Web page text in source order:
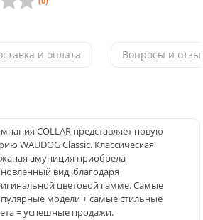
и оплата Вопросы и
COLLAR представляет новую
WAUDOG Classic. Классическая
амуниция приобрела
вид, благодаря
цветовой гамме. Самые
модели + самые стильные
= успешные продажи.